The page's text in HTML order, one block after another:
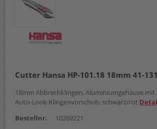
Cutter Hansa HP-101.18 18mm 41-
18mm Abbrechklingen, Aluminiumgehäuse
Auto-Look-Klingenvorschub, schwarz/rot
Bestellnr.
10269221